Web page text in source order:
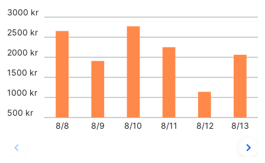
8/8 8/9 8/10 8/11 8/12 8/13
500 kr
1000 kr
1500 kr
2000 kr
2500 kr
3000 kr